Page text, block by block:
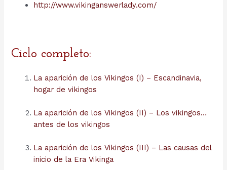
http://www.vikinganswerlady.com/
Ciclo completo:
La aparición de los Vikingos (I) – Escandinavia,
hogar de vikingos
La aparición de los Vikingos (II) – Los vikingos…
antes de los vikingos
La aparición de los Vikingos (III) – Las causas del
inicio de la Era Vikinga